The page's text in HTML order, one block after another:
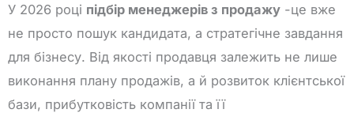
У 2026 році підбір менеджерів з продажу -це вже
не просто пошук кандидата, а стратегічне завдання
для бізнесу. Від якості продавця залежить не лише
виконання плану продажів, а й розвиток клієнтської
бази, прибутковість компанії та її